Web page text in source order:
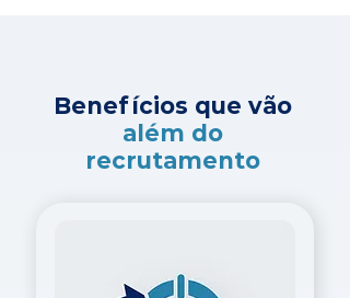
Benefícios que vão
além do
recrutamento